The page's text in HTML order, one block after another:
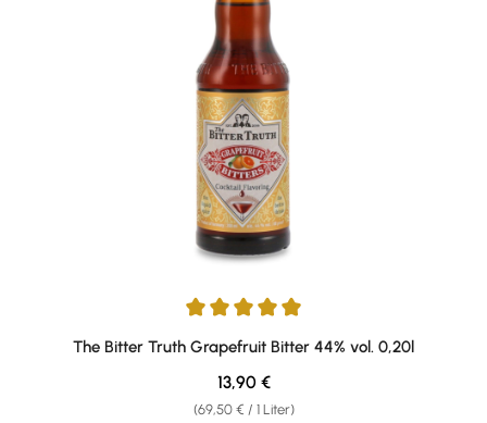
Durchschnittliche Bewertung von 5 von 5 Sternen
The Bitter Truth Grapefruit Bitter 44% vol. 0,20l
(69,50 € / 1 Liter)
Regulärer Preis:
13,90 €